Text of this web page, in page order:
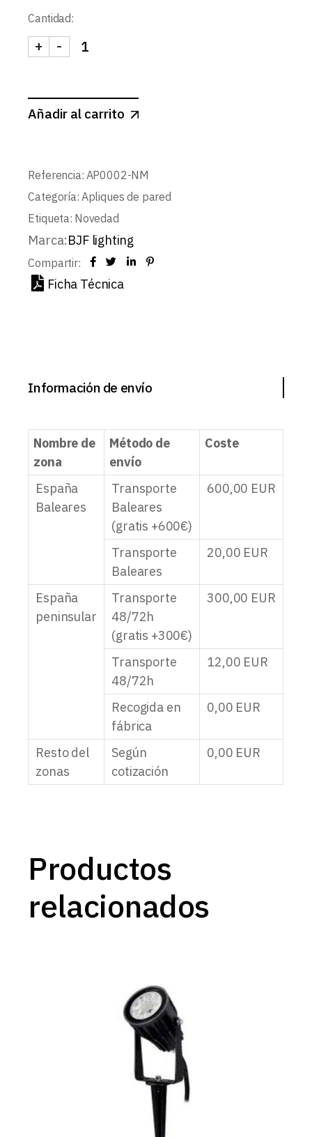
Cantidad:
APLIQUE IP65 2xGU10 DOBLE EMISION
-
+
Añadir al carrito
Referencia: AP0002-NM
Categoría: Apliques de pared
Etiqueta: Novedad
Marca:BJF lighting
Compartir:
Ficha Técnica
Información de envío
Nombre de
zona
Método de
envío
Coste
España
Baleares
Transporte
Baleares
(gratis +600€)
600,00 EUR
Transporte
Baleares
20,00 EUR
España
peninsular
Transporte
48/72h
(gratis +300€)
300,00 EUR
Transporte
48/72h
12,00 EUR
Recogida en
fábrica
0,00 EUR
Resto del
zonas
Según
cotización
0,00 EUR
Productos
relacionados